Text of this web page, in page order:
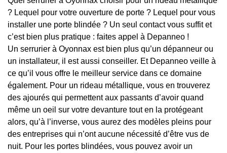
? Lequel pour votre ouverture de porte ? Lequel pour vous
installer une porte blindée ? Un seul contact vous suffit et
c’est bien plus pratique : faites appel à Depanneo !
Un serrurier à Oyonnax est bien plus qu’un dépanneur ou
un installateur, il est aussi conseiller. Et Depanneo veille à
ce qu’il vous offre le meilleur service dans ce domaine
également. Pour un rideau métallique, vous en trouverez
des ajourés qui permettent aux passants d’avoir quand
même un oeil sur votre devanture tout en la protégeant
alors, qu’à l’inverse, vous aurez des modèles pleins pour
des entreprises qui n’ont aucune nécessité d’être vus de
nuit. Pour les portes blindées, vous pouvez avoir un